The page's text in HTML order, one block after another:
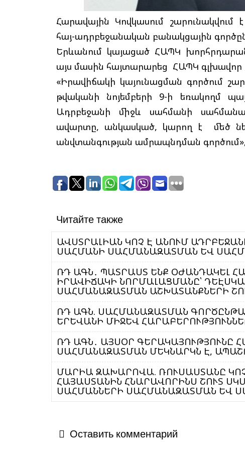
Հարավային Կովկասում շարունակվում
հայ-ադրբեջանական բանակցային
Երևանում կայացած ՀԱՊԿ
այս մասին հայտարարեց ՀԱՊԿ
«Իրավիճակի կայունացման գործում
թվականի նոյեմբերի 9-ի եռակողմ
Ադրբեջանի միջև սահմանի
ավարտը, անկասկած, կարող է մեծ
անվտանգության ամրապնդման
Читайте также
ԱՎՍՏՐԱԼԻԱՆ ԿՈՉ Է ԱՆՈՒՄ
ՍԱՀՄԱՆԻ ՍԱՀՄԱՆԱԶԱՏՄԱՆ ԵՎ
ՌԴ ԱԳՆ․ ՊԱՏՐԱՍՏ ԵՆՔ ՕԺԱՆԴԱԿԵԼ
ԻՐԱՎԻՃԱԿԻ ՆՈՐՄԱԼԱՑՄԱՆԸ՝
ՍԱՀՄԱՆԱԶԱՏՄԱՆ ԱՇԽԱՏԱՆՔՆԵՐԻ
ՌԴ ԱԳՆ. ՍԱՀՄԱՆԱԶԱՏՄԱՆ
ԵՐԵՎԱՆԻ ՄԻՋԵՎ
ՌԴ ԱԳՆ․ ԱՅՍՕՐ ԳԵՐԱԿԱՅՈՒԹՅՈՒՆԸ
ՍԱՀՄԱՆԱԶԱՏՄԱՆ ՄԵԿՆԱՐԿՆ Է,
ՄԱՐԻԱ ԶԱԽԱՐՈՎԱ. ՌՈՒՍԱՍՏԱՆԸ
ՀԱՅԱՍՏԱՆԻՆ ՀՆԱՐԱՎՈՐԻՆՍ ՇՈՒՏ
ՍԱՀՄԱՆՆԵՐԻ ՍԱՀՄԱՆԱԶԱՏՄԱՆ ԵՎ
Оставить комментарий